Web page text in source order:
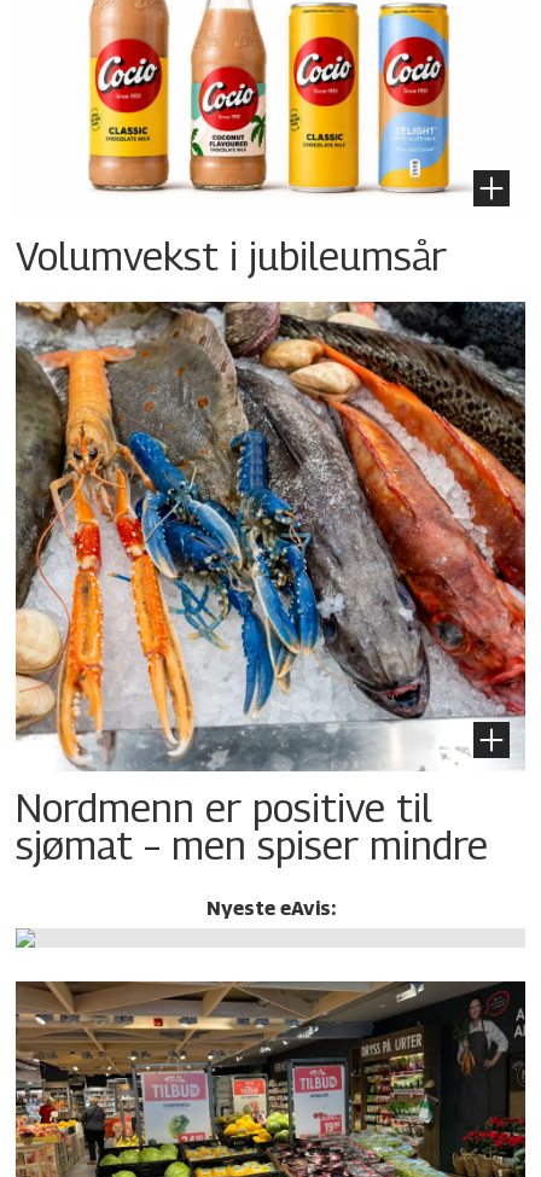
Volumvekst i jubileumsår
Nordmenn er positive til
sjømat – men spiser mindre
Nyeste eAvis: